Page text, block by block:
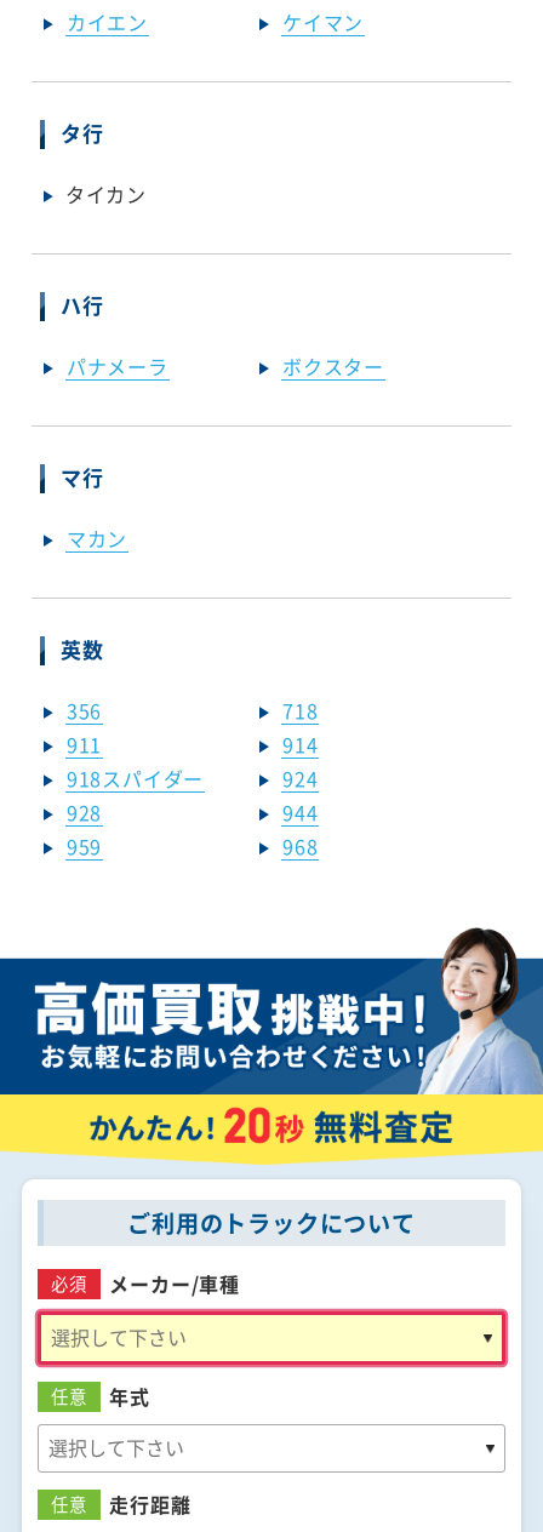
カイエン ケイマン
タ行
タイカン
ハ行
パナメーラ ボクスター
マ行
マカン
英数
356
718
911
914
918スパイダー
924
928
944
959
968
ご利用のトラックについて
必須 メーカー/車種
任意 年式
任意 走行距離